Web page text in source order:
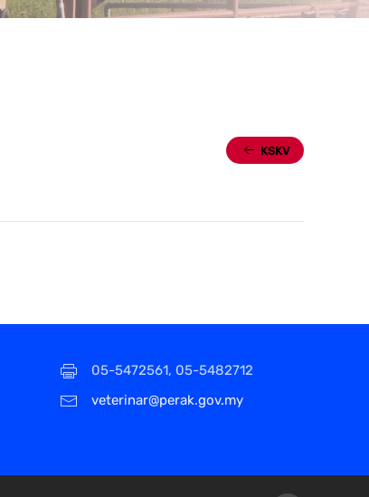
KSKV
05-5472561, 05-5482712
veterinar@perak.gov.my